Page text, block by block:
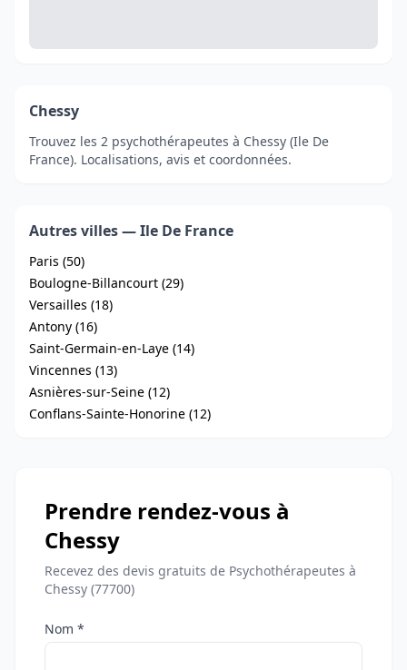
Chessy
Trouvez les 2 psychothérapeutes à Chessy (Ile De
France). Localisations, avis et coordonnées.
Autres villes — Ile De France
Paris (50)
Boulogne-Billancourt (29)
Versailles (18)
Antony (16)
Saint-Germain-en-Laye (14)
Vincennes (13)
Asnières-sur-Seine (12)
Conflans-Sainte-Honorine (12)
Prendre rendez-vous à
Chessy
Recevez des devis gratuits de Psychothérapeutes à
Chessy (77700)
Nom *